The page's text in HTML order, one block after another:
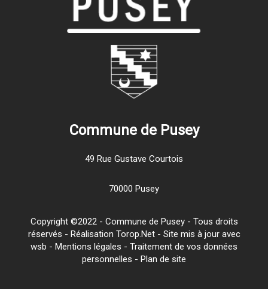
Commune de Pusey
49 Rue Gustave Courtois
70000 Pusey
Copyright ©2022 - Commune de Pusey - Tous droits
réservés - Réalisation Torop.Net - Site mis à jour avec
wsb - Mentions légales - Traitement de vos données
personnelles - Plan de site